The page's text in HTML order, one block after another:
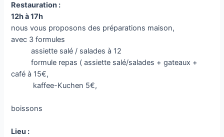
Restauration :
12h à 17h
nous vous proposons des préparations maison,
avec 3 formules
assiette salé / salades à 12
formule repas ( assiette salé/salades + gateaux +
café à 15€,
kaffee-Kuchen 5€,
boissons
Lieu :